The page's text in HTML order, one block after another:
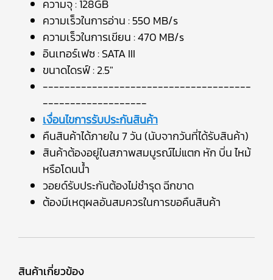
ความจุ : 128GB
ความเร็วในการอ่าน : 550 MB/s
ความเร็วในการเขียน : 470 MB/s
อินเทอร์เฟซ : SATA III
ขนาดไดรฟ์ : 2.5"
--------------------------------------
-------------------
เงื่อนไขการรับประกันสินค้า
คืนสินค้าได้ภายใน 7 วัน (นับจากวันที่ได้รับสินค้า)
สินค้าต้องอยู่ในสภาพสมบูรณ์ไม่แตก หัก บิ่น ไหม้
หรือโดนน้ำ
วอยด์รับประกันต้องไม่ชำรุด ฉีกขาด
ต้องมีเหตุผลอันสมควรในการขอคืนสินค้า
สินค้าเกี่ยวข้อง